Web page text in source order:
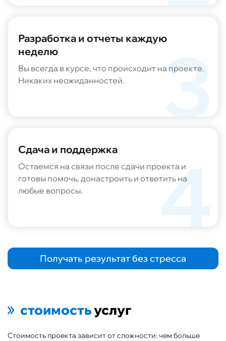
информационных сообщений»
Обсудить детали
Разработка и отчеты каждую
неделю
Вы всегда в курсе, что происходит на проекте.
Никаких неожиданностей.
Сдача и поддержка
Остаемся на связи после сдачи проекта и
готовы помочь, донастроить и ответить на
любые вопросы.
Получать результат без стресса
стоимостьуслуг
Стоимость проекта зависит от сложности: чем больше